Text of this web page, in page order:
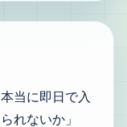
当に即日で入
れないか」